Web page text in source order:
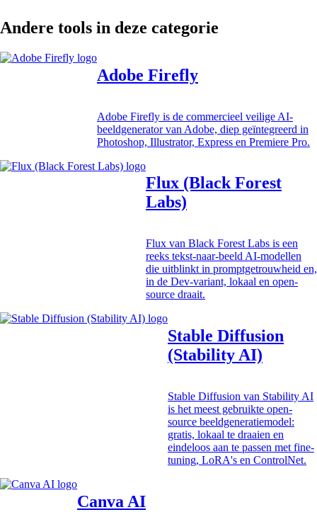
Andere tools in deze categorie
Adobe Firefly
Adobe Firefly is de commercieel veilige AI-
beeldgenerator van Adobe, diep geïntegreerd in
Photoshop, Illustrator, Express en Premiere Pro.
Flux (Black Forest
Labs)
Flux van Black Forest Labs is een
reeks tekst-naar-beeld AI-modellen
die uitblinkt in promptgetrouwheid en,
in de Dev-variant, lokaal en open-
source draait.
Stable Diffusion
(Stability AI)
Stable Diffusion van Stability AI
is het meest gebruikte open-
source beeldgeneratiemodel:
gratis, lokaal te draaien en
eindeloos aan te passen met fine-
tuning, LoRA's en ControlNet.
Canva AI